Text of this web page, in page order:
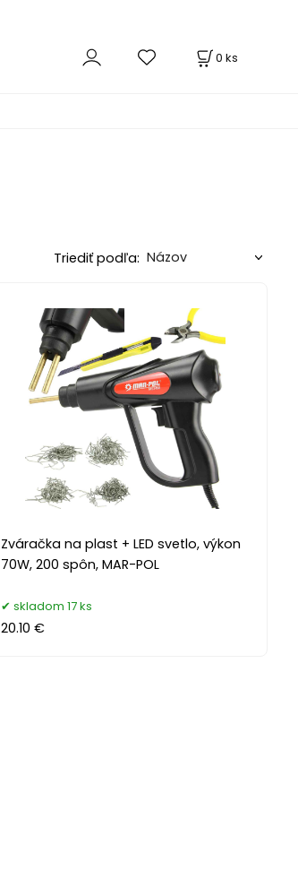
0 ks
Triediť podľa:
Zváračka na plast + LED svetlo, výkon
70W, 200 spôn, MAR-POL
skladom 17 ks
20.10 €